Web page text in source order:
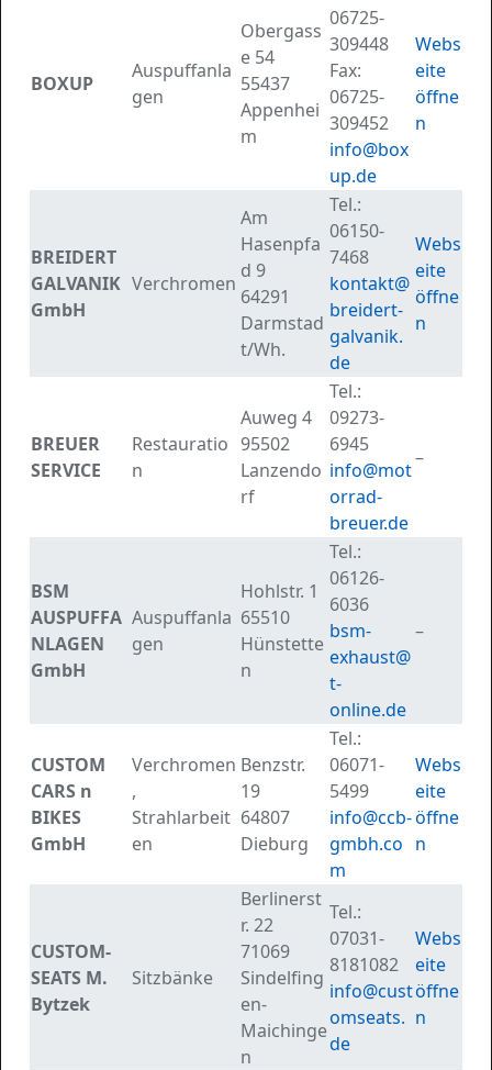
BOXUP
Auspuffanla
gen
Obergass
e 54
55437
Appenhei
m
06725-
309448
Fax:
06725-
309452
info@box
up.de
Webs
eite
öffne
n
BREIDERT
GALVANIK
GmbH
Verchromen
Am
Hasenpfa
d 9
64291
Darmstad
t/Wh.
Tel.:
06150-
7468
kontakt@
breidert-
galvanik.
de
Webs
eite
öffne
n
BREUER
SERVICE
Restauratio
n
Auweg 4
95502
Lanzendo
rf
Tel.:
09273-
6945
info@mot
orrad-
breuer.de
–
BSM
AUSPUFFA
NLAGEN
GmbH
Auspuffanla
gen
Hohlstr. 1
65510
Hünstette
n
Tel.:
06126-
6036
bsm-
exhaust@
t-
online.de
–
CUSTOM
CARS n
BIKES
GmbH
Verchromen
,
Strahlarbeit
en
Benzstr.
19
64807
Dieburg
Tel.:
06071-
5499
info@ccb-
gmbh.co
m
Webs
eite
öffne
n
CUSTOM-
SEATS M.
Bytzek
Sitzbänke
Berlinerst
r. 22
71069
Sindelfing
en-
Maichinge
n
Tel.:
07031-
8181082
info@cust
omseats.
de
Webs
eite
öffne
n